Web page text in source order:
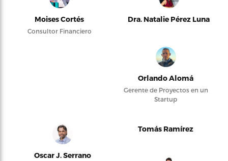
Moises Cortés
Consultor Financiero
Dra. Natalie Pérez Luna
Orlando Alomá
Gerente de Proyectos en un
Startup
Oscar J. Serrano
Tomás Ramírez